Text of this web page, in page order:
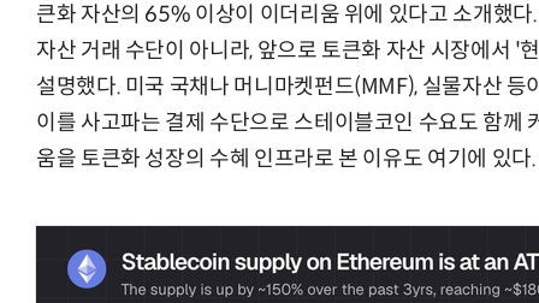
큰화 자산의 65% 이상이 이더리움 위에 있다고 소개했
자산 거래 수단이 아니라, 앞으로 토큰화 자산 시장에서 '
설명했다. 미국 국채나 머니마켓펀드(MMF), 실물자산
이를 사고파는 결제 수단으로 스테이블코인 수요도 함께
움을 토큰화 성장의 수혜 인프라로 본 이유도 여기에 있다.